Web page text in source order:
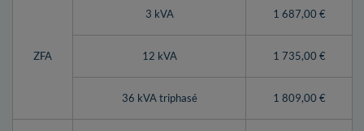
ZFA
3 kVA 1 687,00 €
12 kVA 1 735,00 €
36 kVA triphasé 1 809,00 €